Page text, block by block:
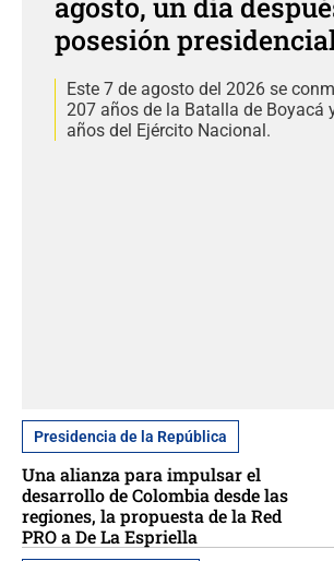
posesión
Este 7 de agosto del 2026 se
207 años de la Batalla de Boyacá
años del Ejército Nacional.
Presidencia de la República
Una alianza para impulsar el
desarrollo de Colombia desde las
regiones, la propuesta de la Red
PRO a De La Espriella